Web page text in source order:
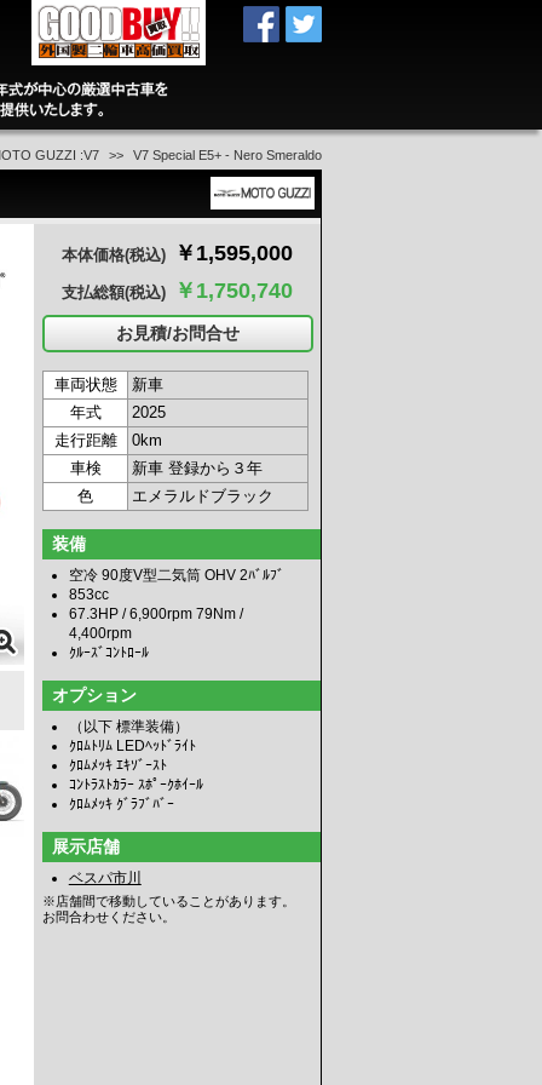
GUZZI :V7 V7 Special E5+ - Nero Smeraldo
本体価格(税込) ￥1,595,000
支払総額(税込) ￥1,750,740
お見積/お問合せ
車両状態
新車
年式
2025
走行距離
0km
車検
新車 登録から３年
色
エメラルドブラック
装備
空冷 90度V型二気筒 OHV 2ﾊﾞﾙﾌﾞ
853cc
67.3HP / 6,900rpm 79Nm /
4,400rpm
ｸﾙｰｽﾞｺﾝﾄﾛｰﾙ
オプション
（以下 標準装備）
ｸﾛﾑﾄﾘﾑ LEDﾍｯﾄﾞﾗｲﾄ
ｸﾛﾑﾒｯｷ ｴｷｿﾞｰｽﾄ
ｺﾝﾄﾗｽﾄｶﾗｰ ｽﾎﾟｰｸﾎｲｰﾙ
ｸﾛﾑﾒｯｷ ｸﾞﾗﾌﾞﾊﾞｰ
展示店舗
ベスパ市川
※店舗間で移動していることがあります。
お問合わせください。